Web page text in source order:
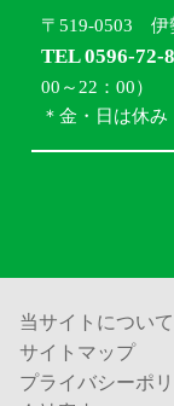
〒519-0503 伊
TEL 0596-72-
00～22：00）
＊金・日は休み
当サイトについて
サイトマップ
プライバシーポ